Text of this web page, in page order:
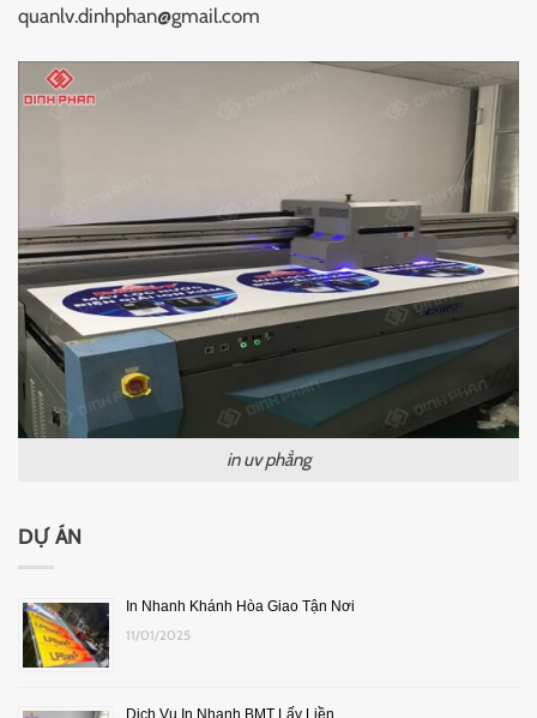
quanlv.dinhphan@gmail.com
in uv phẳng
DỰ ÁN
In Nhanh Khánh Hòa Giao Tận Nơi
11/01/2025
Dịch Vụ In Nhanh BMT Lấy Liền